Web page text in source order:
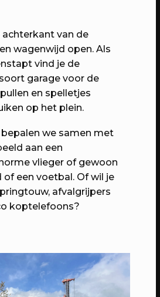
met Kars
verkleden, minidisco
van het
achterkant van de
wagenwijd open. Als
vind je de
garage voor de
en spelletjes
op het plein.
we samen met
aan een
vlieger of gewoon
een voetbal. Of wil je
afvalgrijpers
koptelefoons?